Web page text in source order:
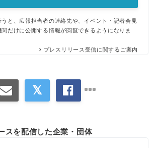
と、広報担当者の連絡先や、イベント・記者会見
だけに公開する情報が閲覧できるようになりま
プレスリリース受信に関するご案内
スを配信した企業・団体